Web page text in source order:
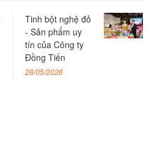
Tinh bột nghệ đỏ
- Sản phẩm uy
tín của Công ty
Đồng Tiến
28/05/2026